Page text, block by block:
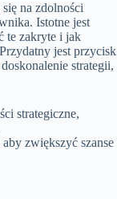
na zdolności
Istotne jest
te zakryte i jak
jest przycisk
strategii,
strategiczne,
zwiększyć szanse